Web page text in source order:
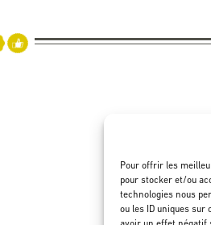
Pour offrir les
pour stocker et/ou
technologies nous
ou les ID uniques